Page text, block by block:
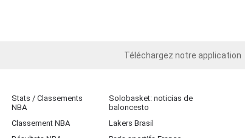
Téléchargez notre application
iOS Android
Stats / Classements
NBA
Classement NBA
Solobasket: noticias de
baloncesto
Lakers Brasil